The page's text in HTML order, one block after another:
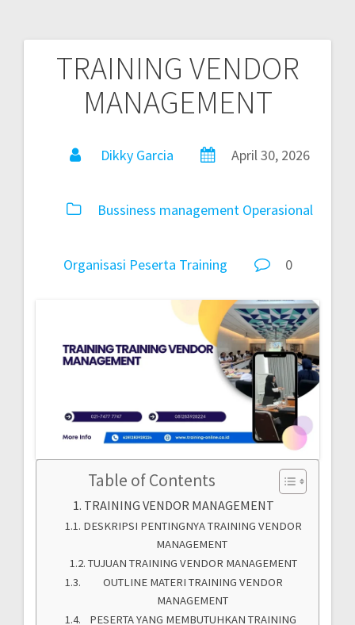
TRAINING VENDOR
MANAGEMENT
Dikky Garcia April 30, 2026
Bussiness management Operasional
Organisasi Peserta Training 0
Table of Contents
TRAINING VENDOR MANAGEMENT
DESKRIPSI PENTINGNYA TRAINING VENDOR
MANAGEMENT
TUJUAN TRAINING VENDOR MANAGEMENT
OUTLINE MATERI TRAINING VENDOR
MANAGEMENT
PESERTA YANG MEMBUTUHKAN TRAINING